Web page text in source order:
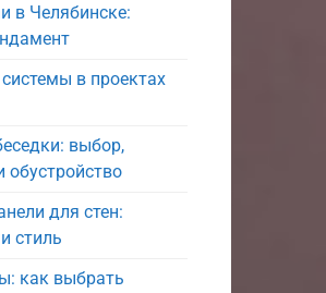
в Челябинске:
в проектах
выбор,
обустройство
для стен:
стиль
как выбрать